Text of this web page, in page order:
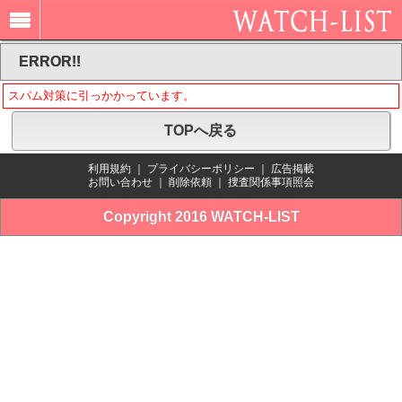
ERROR!!
スパム対策に引っかかっています。
TOPへ戻る
利用規約 プライバシーポリシー
広告掲載
お問い合わせ
削除依頼 捜査関係事項照会
Copyright 2016 WATCH-LIST